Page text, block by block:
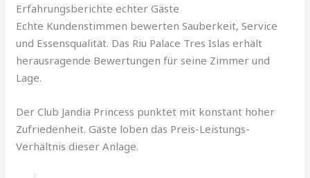
Erfahrungsberichte echter Gäste
Echte Kundenstimmen bewerten Sauberkeit, Service
und Essensqualität. Das Riu Palace Tres Islas erhält
herausragende Bewertungen für seine Zimmer und
Lage.
Der Club Jandia Princess punktet mit konstant hoher
Zufriedenheit. Gäste loben das Preis-Leistungs-
Verhältnis dieser Anlage.